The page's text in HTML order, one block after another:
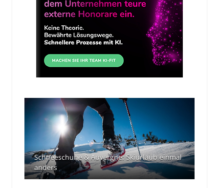
Schneeschuhe & Auvergne: Skiurlaub einmal
anders